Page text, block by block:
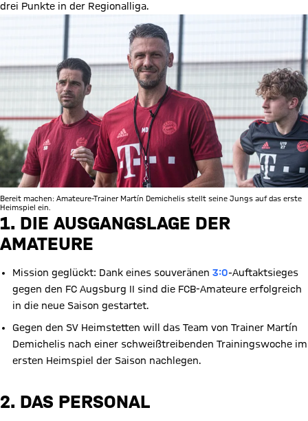
drei Punkte in der Regionalliga.
Bereit machen: Amateure-Trainer Martín Demichelis stellt seine Jungs auf das erste
Heimspiel ein.
1. DIE AUSGANGSLAGE DER
AMATEURE
Mission geglückt: Dank eines souveränen 3:0-Auftaktsieges
gegen den FC Augsburg II sind die FCB-Amateure erfolgreich
in die neue Saison gestartet.
Gegen den SV Heimstetten will das Team von Trainer Martín
Demichelis nach einer schweißtreibenden Trainingswoche im
ersten Heimspiel der Saison nachlegen.
2. DAS PERSONAL